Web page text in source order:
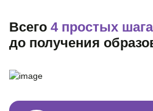
Всего 4 простых шага
до получения